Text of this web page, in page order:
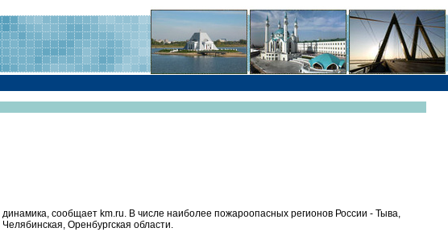
сообщает km.ru. В числе наиболее пожароопасных регионов России - Тыва,
Оренбургская области.